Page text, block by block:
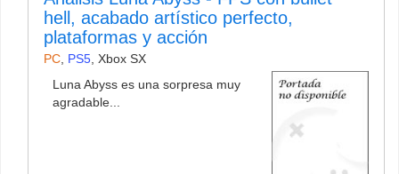
hell, acabado artístico perfecto,
plataformas y acción
PC PS5 Xbox SX
Luna Abyss es una sorpresa muy
agradable...